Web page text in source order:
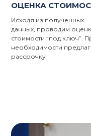
ОЦЕНКА
Исходя из полученных
данных, проводим
стоимости “под ключ”.
необходимости
рассрочку